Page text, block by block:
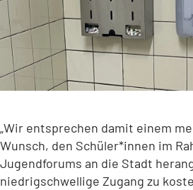
„Wir entsprechen damit einem
Wunsch, den Schüler*innen im
Jugendforums an die Stadt
niedrigschwellige Zugang zu